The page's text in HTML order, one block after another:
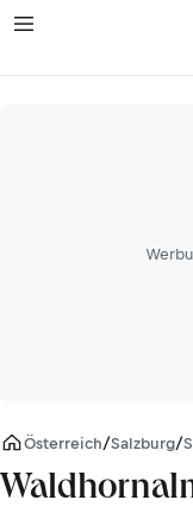
Österreich/Salzburg/